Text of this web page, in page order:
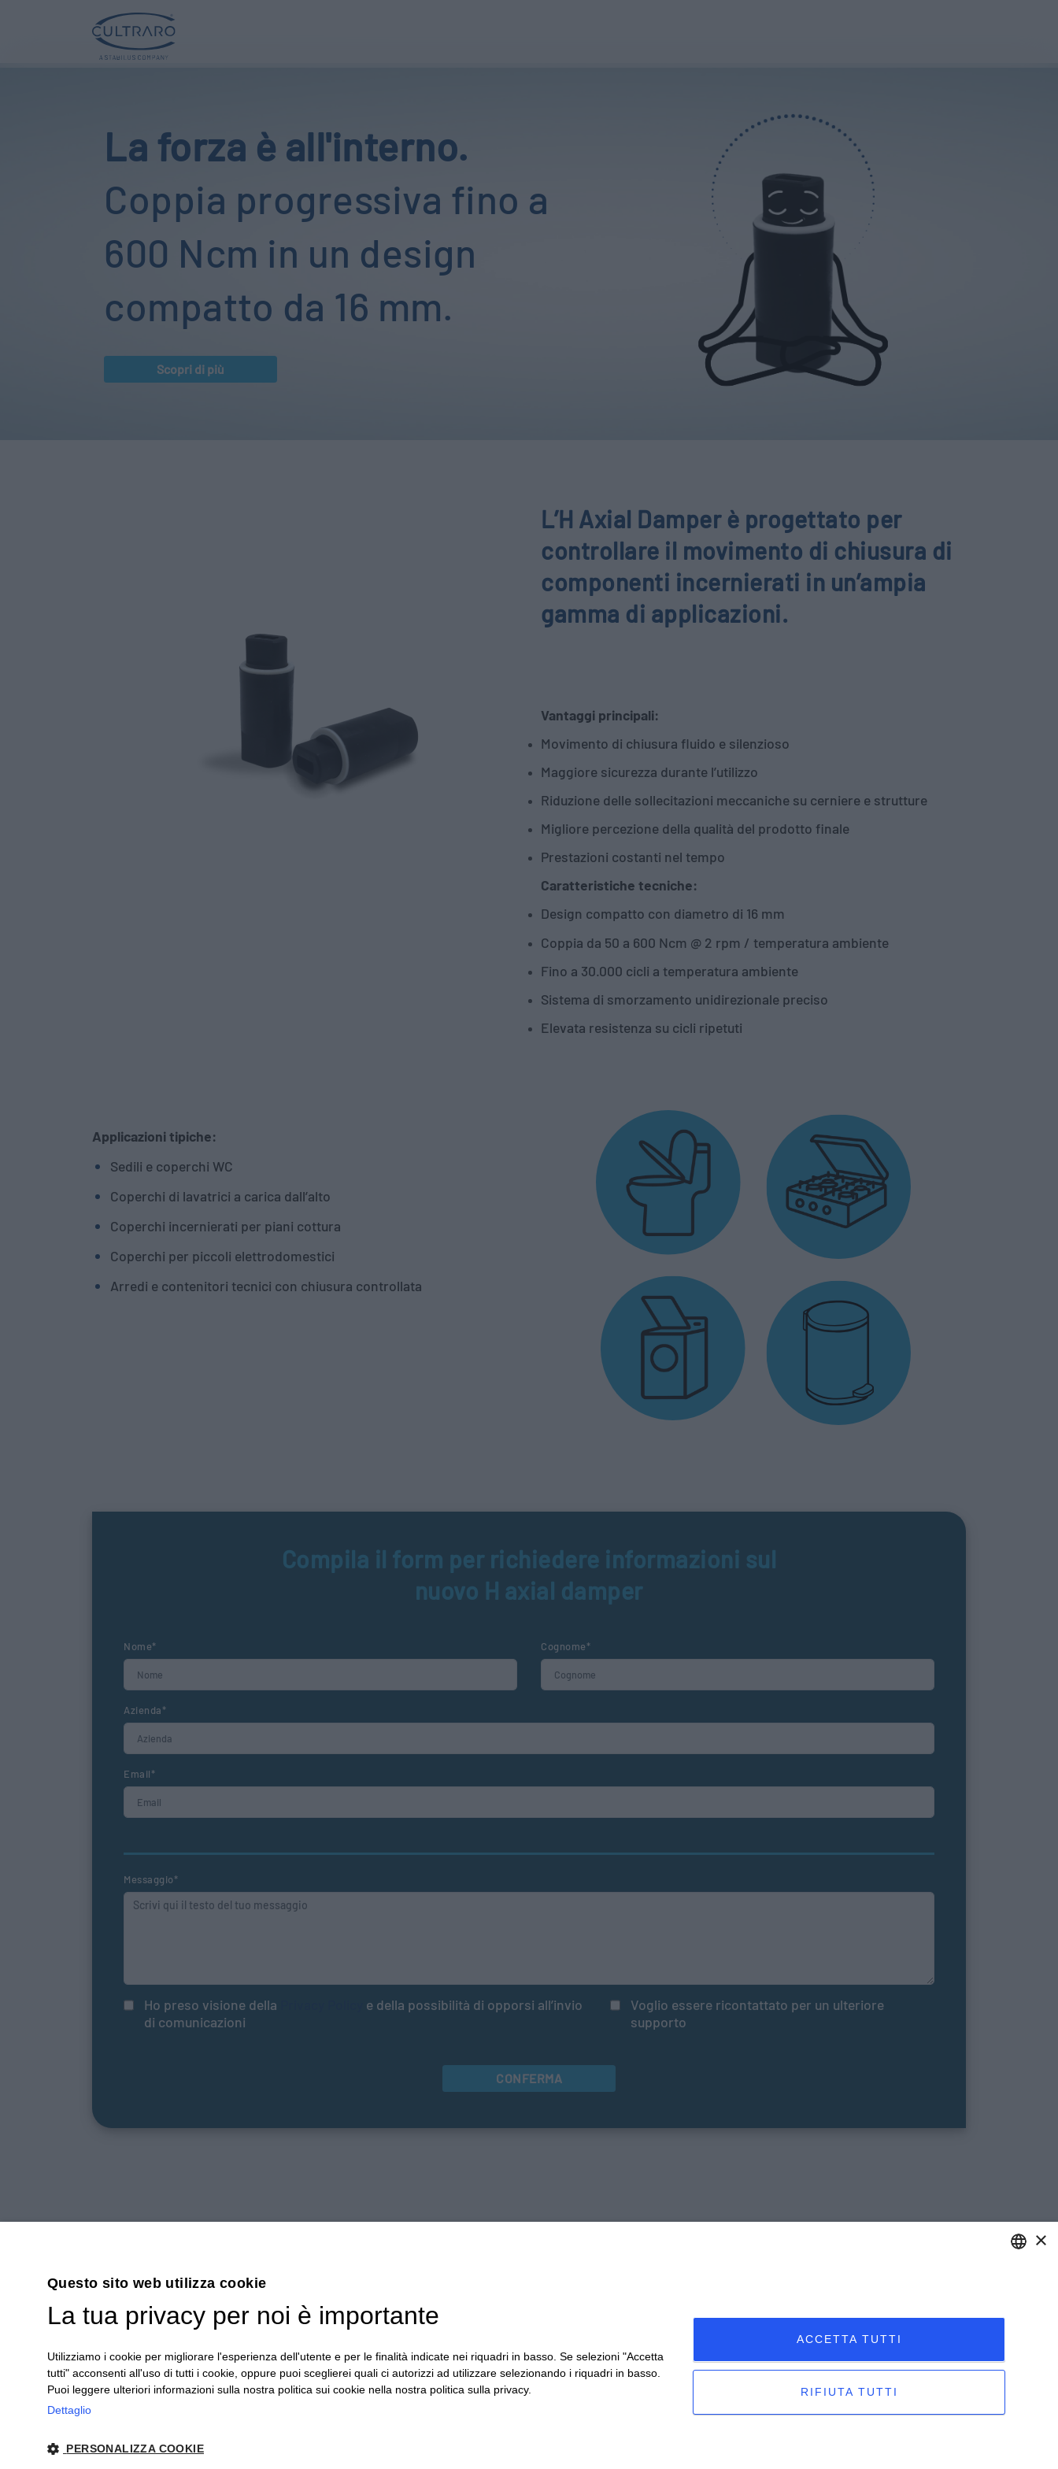
La forza è all'interno.
Coppia progressiva fino a
600 Ncm in un design
compatto da 16 mm.
Scopri di più
L’H Axial Damper è progettato per
controllare il movimento di chiusura di
componenti incernierati in un’ampia
gamma di applicazioni.
Vantaggi principali:
Movimento di chiusura fluido e silenzioso
Maggiore sicurezza durante l’utilizzo
Riduzione delle sollecitazioni meccaniche su cerniere e strutture
Migliore percezione della qualità del prodotto finale
Prestazioni costanti nel tempo
Caratteristiche tecniche:
Design compatto con diametro di 16 mm
Coppia da 50 a 600 Ncm @ 2 rpm / temperatura ambiente
Fino a 30.000 cicli a temperatura ambiente
Sistema di smorzamento unidirezionale preciso
Elevata resistenza su cicli ripetuti
Applicazioni tipiche:
Sedili e coperchi WC
Coperchi di lavatrici a carica dall’alto
Coperchi incernierati per piani cottura
Coperchi per piccoli elettrodomestici
Arredi e contenitori tecnici con chiusura controllata
Compila il form per richiedere informazioni sul
nuovo H axial damper
Nome* Cognome*
Azienda*
Email*
Messaggio*
Ho preso visione della
e della possibilità di opporsi all’invio
di comunicazioni
Voglio essere ricontattato per un ulteriore
supporto
CONFERMA
10098 - Rivoli (TO) Italia
Reg. imp. e P.IVA 07407810014 - SDI W7YVJK9
Contattaci
PRIVACY DIPENDENTI - PRIVACY CLIENTI E
CONDIZIONI GENERALI PER LA REALIZZAZIONE DI
ATTREZZATURE
© 2026 - CULTRARO AUTOMAZIONE ENGINEERING
FRENCH
×
Questo sito web utilizza cookie
La tua privacy per noi è importante
Utilizziamo i cookie per migliorare l'esperienza dell'utente e per le finalità indicate nei riquadri in basso. Se selezioni "Accetta
tutti" acconsenti all'uso di tutti i cookie, oppure puoi sceglierei quali ci autorizzi ad utilizzare selezionando i riquadri in basso.
Puoi leggere ulteriori informazioni sulla nostra politica sui cookie nella nostra politica sulla privacy.
Dettaglio
PERSONALIZZA COOKIE
ACCETTA TUTTI
RIFIUTA TUTTI